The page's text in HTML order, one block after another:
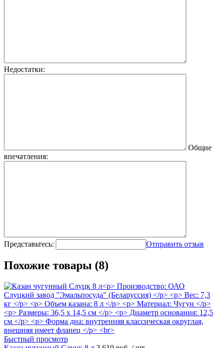
Недостатки:
Общие
впечатления:
Представьтесь: Отправить отзыв
Похожие товары (8)
Быстрый просмотр